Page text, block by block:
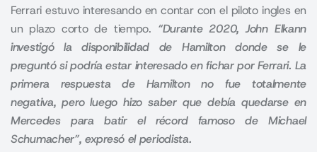
Ferrari estuvo interesando en contar con el piloto ingles en
un plazo corto de tiempo. “Durante 2020, John Elkann
investigó la disponibilidad de Hamilton donde se le
preguntó si podría estar interesado en fichar por Ferrari. La
primera respuesta de Hamilton no fue totalmente
negativa, pero luego hizo saber que debía quedarse en
Mercedes para batir el récord famoso de Michael
Schumacher”, expresó el periodista.